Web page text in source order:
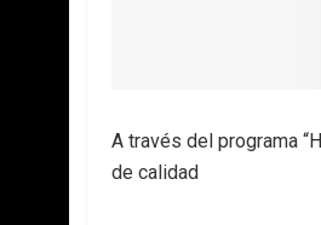
A través del programa
de calidad